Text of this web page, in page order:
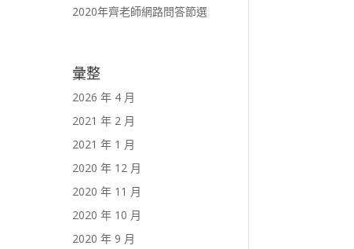
2020年齊老師網路問答節選
彙整
2026 年 4 月
2021 年 2 月
2021 年 1 月
2020 年 12 月
2020 年 11 月
2020 年 10 月
2020 年 9 月